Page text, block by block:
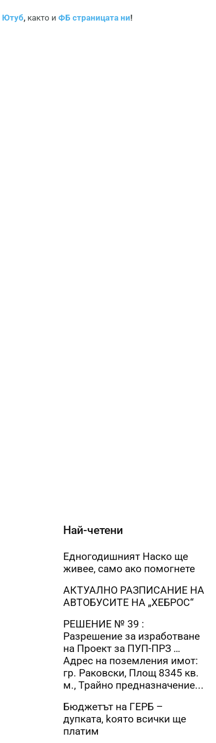
Ютуб, както и ФБ страницата ни!
Най-четени
Едногодишният Наско ще
живее, само ако помогнете
АКТУАЛНО РАЗПИСАНИЕ НА
АВТОБУСИТЕ НА „ХЕБРОС“
РЕШЕНИЕ № 39 :
Разрешение за изработване
на Проект за ПУП-ПРЗ …
Адрес на поземления имот:
гр. Раковски, Площ 8345 кв.
м., Трайно предназначение...
Бюджетът на ГЕРБ –
дупката, kоято всички ще
платим